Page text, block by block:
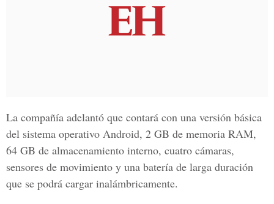
La compañía adelantó que contará con una versión básica
del sistema operativo Android, 2 GB de memoria RAM,
64 GB de almacenamiento interno, cuatro cámaras,
sensores de movimiento y una batería de larga duración
que se podrá cargar inalámbricamente.